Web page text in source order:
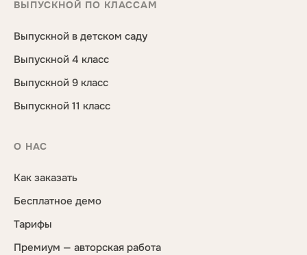
ВЫПУСКНОЙ ПО КЛАССАМ
Выпускной в детском саду
Выпускной 4 класс
Выпускной 9 класс
Выпускной 11 класс
О НАС
Как заказать
Бесплатное демо
Тарифы
Премиум — авторская работа